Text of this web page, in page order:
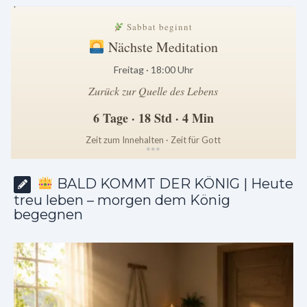
.
Sabbat beginnt
Nächste Meditation
Freitag · 18:00 Uhr
Zurück zur Quelle des Lebens
6 Tage · 18 Std · 4 Min
Zeit zum Innehalten · Zeit für Gott
***
BALD KOMMT DER KÖNIG | Heute
treu leben – morgen dem König
begegnen